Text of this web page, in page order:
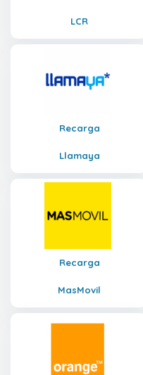
LCR
Recarga
Llamaya
Recarga
MasMovil